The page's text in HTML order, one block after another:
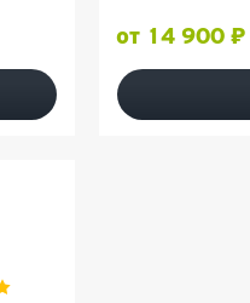
от 14 900 ₽